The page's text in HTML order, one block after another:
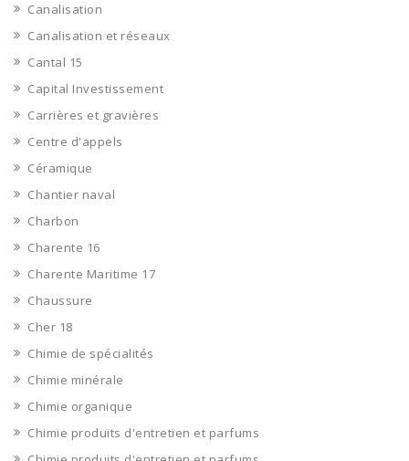
Canalisation
Canalisation et réseaux
Cantal 15
Capital Investissement
Carrières et gravières
Centre d'appels
Céramique
Chantier naval
Charbon
Charente 16
Charente Maritime 17
Chaussure
Cher 18
Chimie de spécialités
Chimie minérale
Chimie organique
Chimie produits d'entretien et parfums